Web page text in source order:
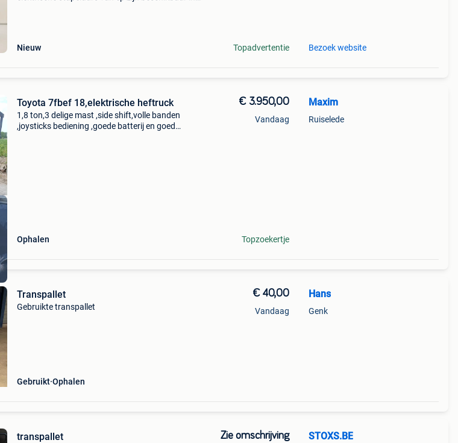
Nieuw
Topadvertentie Bezoek website
Toyota 7fbef 18,elektrische heftruck
1,8 ton,3 delige mast ,side shift,volle banden
,joysticks bediening ,goede batterij en goed
Ophalen
€ 3.950,00
Vandaag
Topzoekertje
Maxim
Ruiselede
Transpallet
Gebruikte transpallet
Gebruikt Ophalen
€ 40,00
Vandaag
Hans
Genk
transpallet Zie omschrijving STOXS.BE